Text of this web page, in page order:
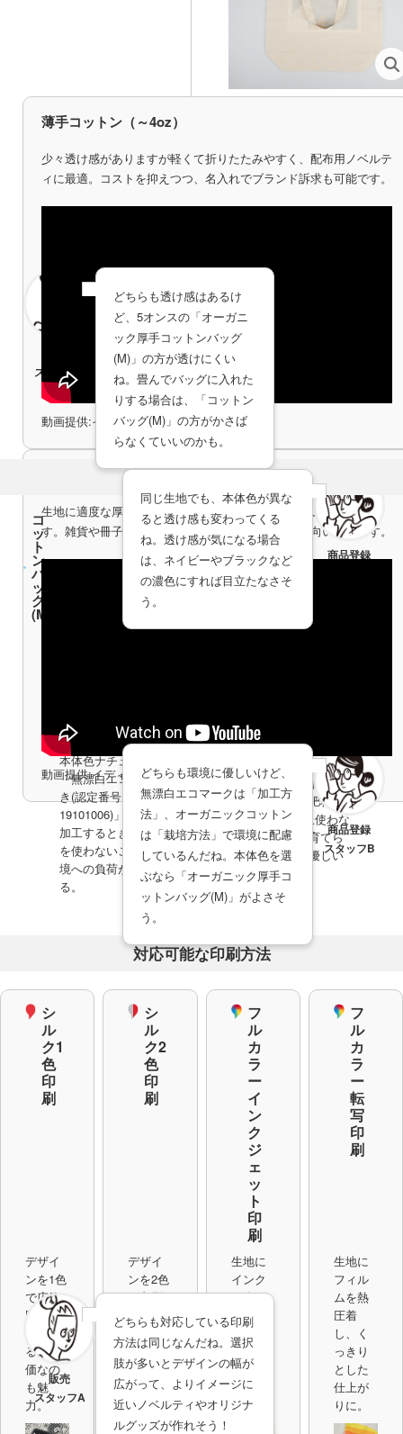
コットンバッグ(M)
コットンバッグ(M)
生地の厚み比較動画
薄手コットン（～4oz）
少々透け感がありますが軽くて折りたたみやすく、配布用ノベルテ
ィに最適。コストを抑えつつ、名入れでブランド訴求も可能です。
動画提供:イディアス YouTubeチャンネル
オーガニック厚手コットンバッグ(M)
オーガニック厚手コットンバッグ(M)
生地の厚み比較動画
厚手コットン（5～7oz）
生地に適度な厚みがあり、薄手コットンより日常使いしやすいで
す。雑貨や冊子など軽めの物を入れて手渡すのにも向いています。
動画提供:イディアス YouTubeチャンネル
どちらも透け感はあるけ
ど、5オンスの「オーガニ
ック厚手コットンバッグ
(M)」の方が透けにくい
ね。畳んでバッグに入れた
りする場合は、「コットン
バッグ(M)」の方がかさば
らなくていいのかも。
スタッフA
同じ生地でも、本体色が異な
ると透け感も変わってくる
ね。透け感が気になる場合
は、ネイビーやブラックなど
の濃色にすれば目立たなさそ
う。
商品登録
商品の特徴
コ
ッ
ト
ン
バ
ッ
グ
(M)
本体色ナチュラルのみ
「無漂白エコマーク付
き(認定番号
19101006)」。綿を布へ
加工するときに漂白剤
を使わないことで、環
境への負荷が少なくな
る。
オー
ガニ
ック
厚手
コッ
トン
(M)
本体色問わず「オー
ガニックコットン」
を使用。化学肥料や
農薬を3年以上使わな
い有機農法で育てら
れた、環境に優しい
コットン素材。
どちらも環境に優しいけど、
無漂白エコマークは「加工方
法」、オーガニックコットン
は「栽培方法」で環境に配慮
しているんだね。本体色を選
ぶなら「オーガニック厚手コ
ットンバッグ(M)」がよさそ
う。
商品登録
スタッフB
対応可能な印刷方法
シ
ル
ク1
色
印
刷
デザイ
ンを1色
で広範
囲に印
刷でき
る。安
価なの
も魅
力。
シ
ル
ク2
色
印
刷
デザイ
ンを2色
で印刷
でき
る。大
ロット
の注文
も対応
可能。
フ
ル
カ
ラ
ー
イ
ン
ク
ジ
ェ
ッ
ト
印
刷
生地に
インク
を吹き
付ける
ため、
柔らか
い仕上
がり
に。
フ
ル
カ
ラ
ー
転
写
印
刷
生地に
フィル
ムを熱
圧着
し、く
っきり
とした
仕上が
りに。
どちらも対応している印刷
方法は同じなんだね。選択
肢が多いとデザインの幅が
広がって、よりイメージに
近いノベルティやオリジナ
ルグッズが作れそう！
販売
スタッフA